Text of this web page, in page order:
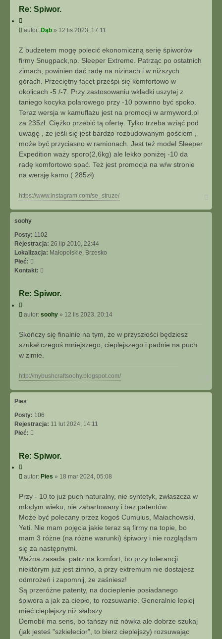
n
a
t
s
ę
z
D
ą
Re: Spiwor.
y
j
P
s
autor: Dąb » 12 lis 2023, 17:11
Z budżetem mogę polecić ekonomiczną serię śpiworów
firmy Snugpack,np. Sleeper Extreme. Patrząc po ostatnich
zimach, powinien dać radę na nizinach i w niższych
górach. Przeciętny facet prześpi się komfortowo w
okolicach -5 /-7. Przy zastosowaniu wkładki uszytej z
taniego kocyka polarowego przy -10 powinno być spoko.
Teraz wersja w kamuflażu jest na promocji w armyword.pl
za 235zł. Ciężko przebić tą ofertę. Tylko trzeba wziąć pod
uwagę , że jeśli się jest bardzo rozbudowanym gościem ,
może być przyciasno w ramionach. Jest też model Sleeper
Expedition waży sporo(2,6kg) ale lekko poniżej -10 da
radę komfortowo spać. Też jest promocja na w/w stronie
na wersję kamo ( 285zł)
https://www.instagram.com/se_struze/
g
soohy
Posty: 1102
Rejestracja: 26 lip 2010, 22:44
Lokalizacja: Małopolskie, Brzesko
Płeć:
Kontakt:
n
a
k
t
s
i
ę
s
o
h
Re: Spiwor.
y
j
P
o
s
autor: soohy » 12 lis 2023, 20:14
Skończy się finalnie na tym, że w przyszłości będziesz
szukał czegoś mniejszego, cieplejszego i padnie na puch
w zimie.
http://mybushcraftsoohy.blogspot.com/
g
Pies
Posty: 106
Rejestracja: 11 lut 2024, 14:11
Płeć:
Re: Spiwor.
yP
s
autor: Pies » 18 mar 2024, 05:08
Przy - 10 to już puch naturalny, nie syntetyk, zwłaszcza w
młodym wieku, nie zahartowany i bez patentów.
Może być polecany przez kogoś Cumulus, Małachowski,
Yeti. Nie mam pojęcia jakie teraz są firmy na topie, bo
mam 3 różne (na różne warunki) śpiwory i nie rozglądam
się za następnymi.
Ważna zasada: patrz na komfort, bo przy tolerancji
niektórym już jest zimno, a przy extremum nie dostajesz
odmrożeń i zapomnij, że zaśniesz!
Są przeróżne patenty, na docieplenie posiadanego
śpiwora a jak za ciepło, to rozsuwanie. Generalnie lepiej
mieć cieplejszy niż słabszy.
Demobil ma sens, bo tańszy niż nówka ale dobrze szukaj
(jak jesteś "szkielecior", to bierz cieplejszy) rozsuwając